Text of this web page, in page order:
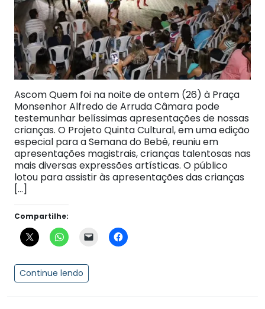
Ascom Quem foi na noite de ontem (26) à Praça
Monsenhor Alfredo de Arruda Câmara pode
testemunhar belíssimas apresentações de nossas
crianças. O Projeto Quinta Cultural, em uma edição
especial para a Semana do Bebê, reuniu em
apresentações magistrais, crianças talentosas nas
mais diversas expressões artísticas. O público
lotou para assistir às apresentações das crianças
[…]
Compartilhe:
Continue lendo